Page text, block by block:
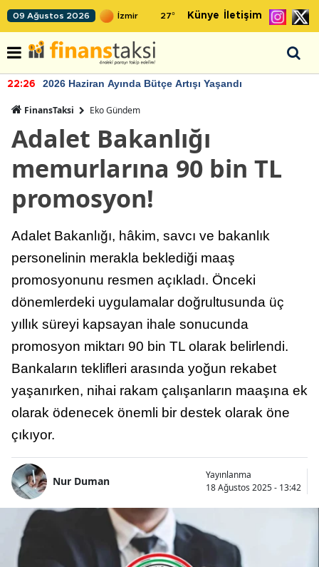
09 Ağustos 2026 27° Künye İletişim
22:26 2026 Haziran Ayında Bütçe Artışı Yaşandı
FinansTaksi Eko Gündem
Adalet Bakanlığı
memurlarına 90 bin TL
promosyon!
Adalet Bakanlığı, hâkim, savcı ve bakanlık
personelinin merakla beklediği maaş
promosyonunu resmen açıkladı. Önceki
dönemlerdeki uygulamalar doğrultusunda üç
yıllık süreyi kapsayan ihale sonucunda
promosyon miktarı 90 bin TL olarak belirlendi.
Bankaların teklifleri arasında yoğun rekabet
yaşanırken, nihai rakam çalışanların maaşına ek
olarak ödenecek önemli bir destek olarak öne
çıkıyor.
Nur Duman
Yayınlanma
18 Ağustos 2025 - 13:42